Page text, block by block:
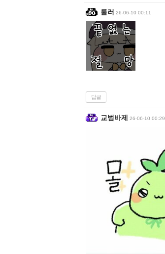
룰러 26-06-10 00:11
답글
교범바제 26-06-10 00:29